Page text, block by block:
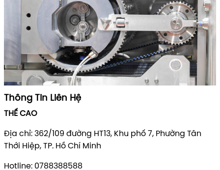
Thông Tin Liên Hệ
THẾ CAO
Địa chỉ: 362/109 đường HT13, Khu phố 7, Phường Tân
Thới Hiệp, TP. Hồ Chí Minh
Hotline: 0788388588